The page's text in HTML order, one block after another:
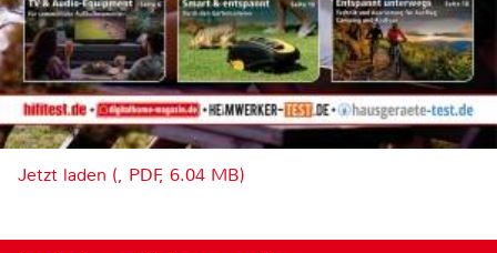
Jetzt laden (, PDF, 6.04 MB)